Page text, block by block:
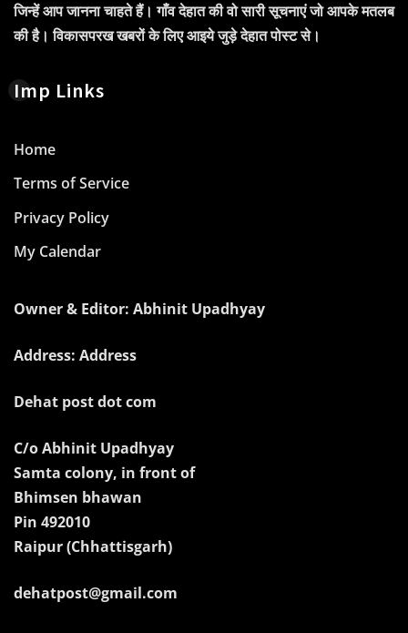
जिन्हें आप जानना चाहते हैं। गाँव देहात की वो सारी सूचनाएं जो आपके मतलब
की है। विकासपरख खबरों के लिए आइये जुड़े देहात पोस्ट से।
Imp Links
Home
Terms of Service
Privacy Policy
My Calendar
Owner & Editor: Abhinit Upadhyay
Address: Address
Dehat post dot com
C/o Abhinit Upadhyay
Samta colony, in front of
Bhimsen bhawan
Pin 492010
Raipur (Chhattisgarh)
dehatpost@gmail.com